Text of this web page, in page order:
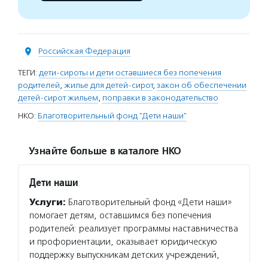
Российская Федерация
ТЕГИ: дети-сироты и дети оставшиеся без попечения
родителей, жилье для детей-сирот, закон об обеспечении
детей-сирот жильем, поправки в законодательство
НКО: Благотворительный фонд "Дети наши"
Узнайте больше в каталоге НКО
Дети наши
Услуги: Благотворительный фонд «Дети наши»
помогает детям, оставшимся без попечения
родителей: реализует программы наставничества
и профориентации, оказывает юридическую
поддержку выпускникам детских учреждений,